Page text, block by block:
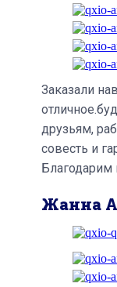
Заказали
друзьям,
совесть и
Благодарим
Жанна А